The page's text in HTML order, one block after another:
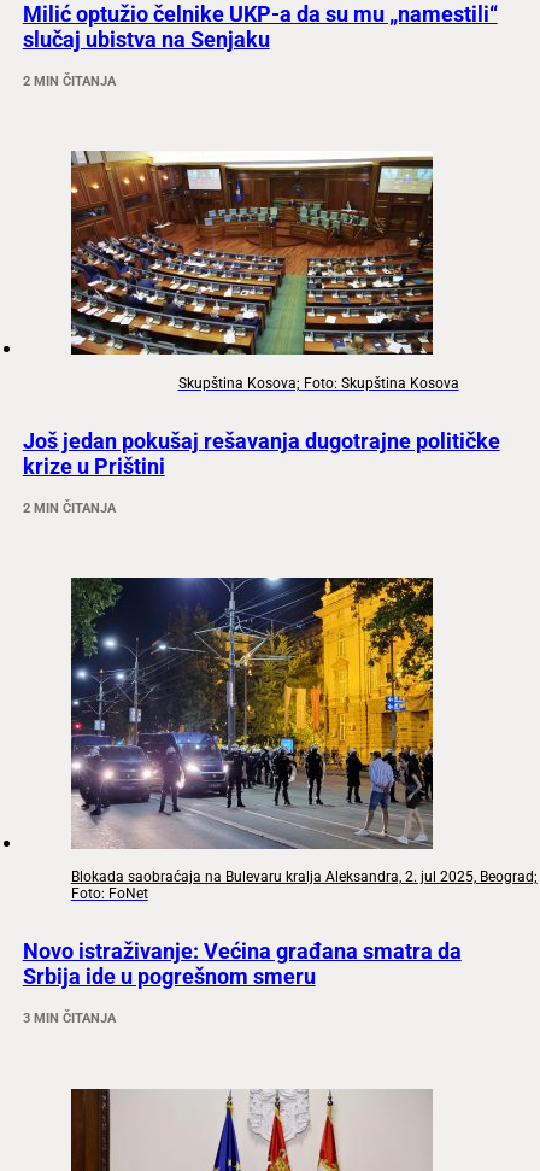
Milić optužio čelnike UKP-a da su mu „namestili“
slučaj ubistva na Senjaku
2 MIN ČITANJA
Skupština Kosova; Foto: Skupština Kosova
Još jedan pokušaj rešavanja dugotrajne političke
krize u Prištini
2 MIN ČITANJA
Blokada saobraćaja na Bulevaru kralja Aleksandra, 2. jul 2025, Beograd;
Foto: FoNet
Novo istraživanje: Većina građana smatra da
Srbija ide u pogrešnom smeru
3 MIN ČITANJA